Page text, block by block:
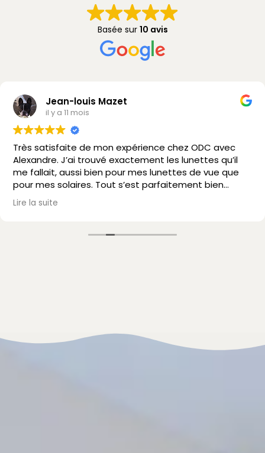
Basée sur 10 avis
Jean-louis Mazet
il y a 11 mois
Très satisfaite de mon expérience chez ODC avec
Alexandre. J’ai trouvé exactement les lunettes qu’il
me fallait, aussi bien pour mes lunettes de vue que
pour mes solaires. Tout s’est parfaitement bien
passé, avec un accueil et un accompagnement au
top. Je recommande vivement !
Lire la suite